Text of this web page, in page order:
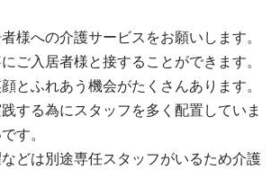
様への介護サービスをお願いします。
ご入居者様と接することができます。
とふれあう機会がたくさんあります。
する為にスタッフを多く配置していま
す。
どは別途専任スタッフがいるため介護